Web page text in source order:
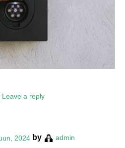
Leave a reply
2024 by admin